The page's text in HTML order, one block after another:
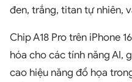
đen, trắng, titan tự nhiên,
Chip A18 Pro trên iPhone
hóa cho các tính năng AI,
cao hiệu năng đồ họa